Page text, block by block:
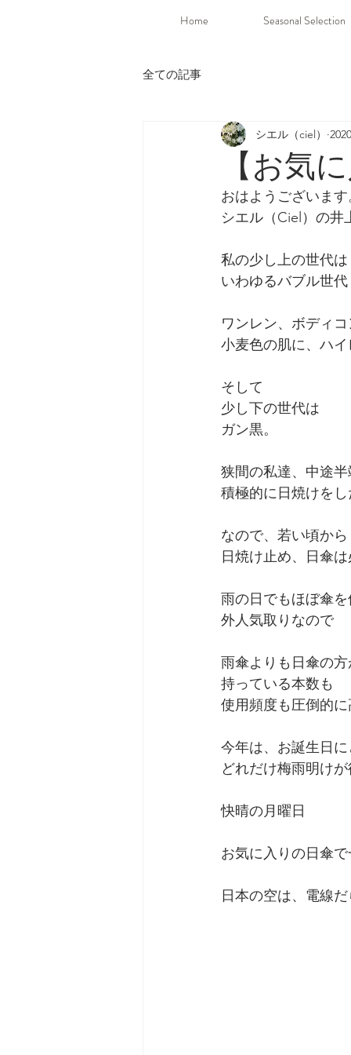
Home Seasonal Selection
全ての記事
【お気
シエル（ciel）
おはようございます
シエル（Ciel）の井
私の少し上の世代は
いわゆるバブル世代
ワンレン、ボディ
小麦色の肌に、ハ
そして
少し下の世代は
ガン黒。
狭間の私達、中途
積極的に日焼けを
なので、若い頃から
日焼け止め、日傘
雨の日でもほぼ傘
外人気取りなので
雨傘よりも日傘の方
持っている本数も
使用頻度も圧倒的
今年は、お誕生日
どれだけ梅雨明け
快晴の月曜日
お気に入りの日傘
日本の空は、電線